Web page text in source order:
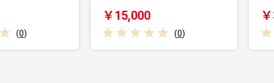
￥30,000